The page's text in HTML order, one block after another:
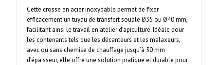
Cette crosse en acier inoxydable permet de fixer
efficacement un tuyau de transfert souple Ø35 ou Ø40 mm,
facilitant ainsi le travail en atelier d’apiculture. Idéale pour
les contenants tels que les décanteurs et les malaxeurs,
avec ou sans chemise de chauffage jusqu’à 50 mm
d’épaisseur, elle offre une solution pratique et durable pour